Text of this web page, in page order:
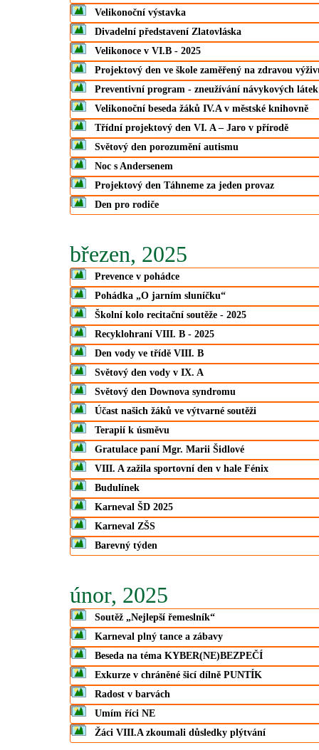
Velikonoční výstavka
Divadelní představení Zlatovláska
Velikonoce v VI.B - 2025
Projektový den ve škole zaměřený na zdravou
Preventivní program - zneužívání návykových látek
Velikonoční beseda žáků IV.A v městské knihovně
Třídní projektový den VI. A – Jaro v přírodě
Světový den porozumění autismu
Noc s Andersenem
Projektový den Táhneme za jeden provaz
Den pro rodiče
březen, 2025
Prevence v pohádce
Pohádka „O jarním sluníčku“
Školní kolo recitační soutěže - 2025
Recyklohraní VIII. B - 2025
Den vody ve třídě VIII. B
Světový den vody v IX. A
Světový den Downova syndromu
Účast našich žáků ve výtvarné soutěži
Terapií k úsměvu
Gratulace paní Mgr. Marii Šidlové
VIII. A zažila sportovní den v hale Fénix
Budulínek
Karneval ŠD 2025
Karneval ZŠS
Barevný týden
únor, 2025
Soutěž „Nejlepší řemeslník“
Karneval plný tance a zábavy
Beseda na téma KYBER(NE)BEZPEČÍ
Exkurze v chráněné šicí dílně PUNTÍK
Radost v barvách
Umím říci NE
Žáci VIII.A zkoumali důsledky plýtvání